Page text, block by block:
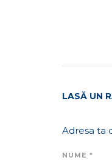
LASĂ UN
Adresa ta
NUME *